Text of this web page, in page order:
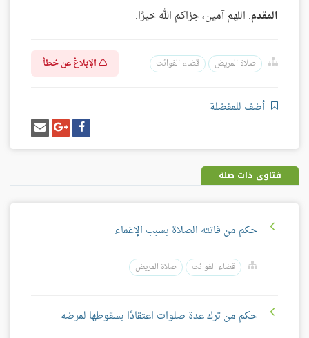
المقدم: اللهم آمين، جزاكم الله خيرًا.
صلاة المريض قضاء الفوائت الإبلاغ عن خطأ
أضف للمفضلة
شارك
على
فيسبوك
شارك
على
غوغل
بلس
إرسل
إيميل
فتاوى ذات صلة
حكم من فاتته الصلاة بسبب الإغماء
قضاء الفوائت صلاة المريض
حكم من ترك عدة صلوات اعتقادًا بسقوطها لمرضه